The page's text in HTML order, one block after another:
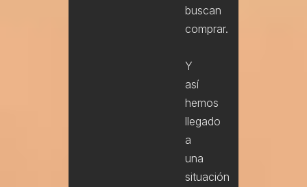
buscan
comprar.
Y
así
hemos
llegado
a
una
situación